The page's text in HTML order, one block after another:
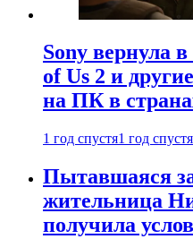
Sony вернула
of Us 2 и
на ПК в
1 год спустя1 год спустя
Пытавшаяся
жительница
получила